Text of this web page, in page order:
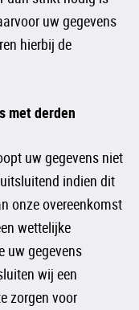
uw gegevens
hierbij de
met derden
uw gegevens niet
indien dit
onze overeenkomst
wettelijke
uw gegevens
wij een
zorgen voor